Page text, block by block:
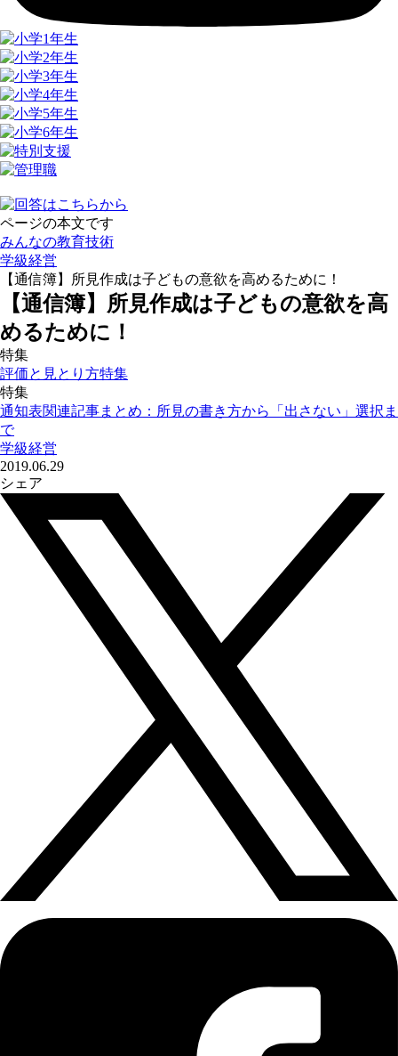
ページの本文です
みんなの教育技術
学級経営
【通信簿】所見作成は子どもの意欲を高めるために！
【通信簿】所見作成は子どもの意欲を高
めるために！
特集
評価と見とり方特集
特集
通知表関連記事まとめ：所見の書き方から「出さない」選択ま
で
学級経営
2019.06.29
シェア